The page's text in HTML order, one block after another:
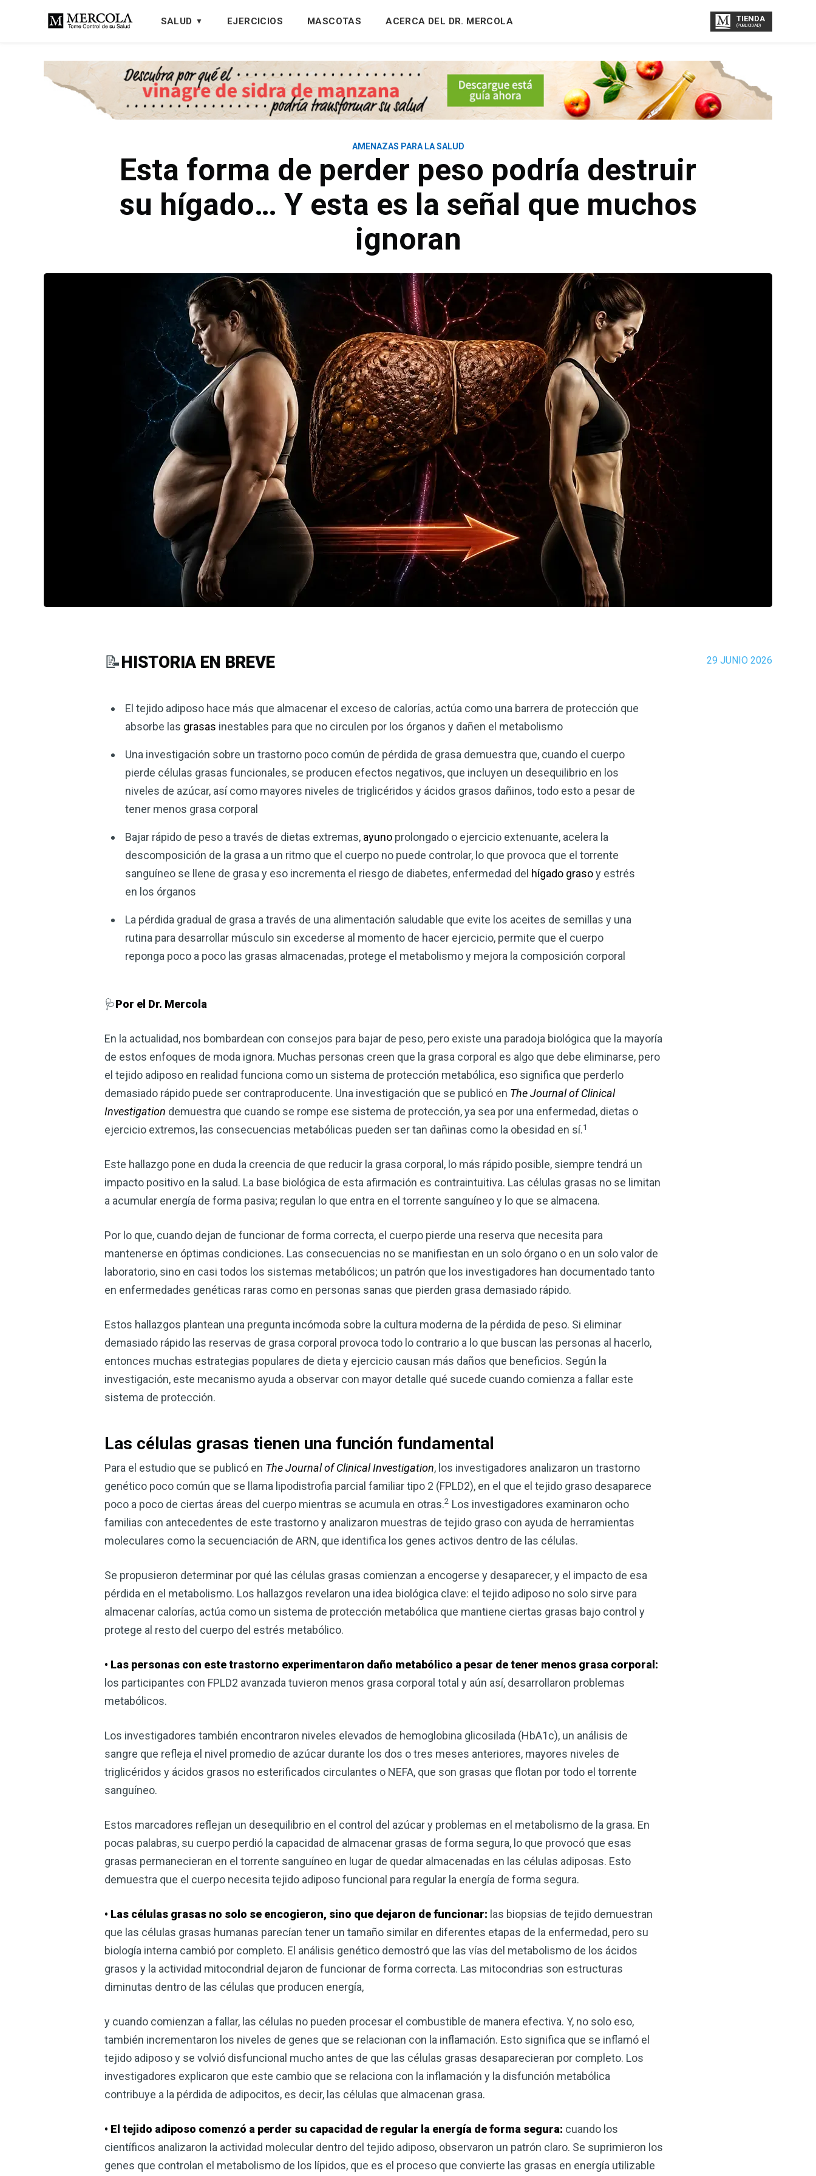
SALUD EJERCICIOS MASCOTAS ACERCA DEL DR. MERCOLA TIENDA
(PUBLICIDAD)
AMENAZAS PARA LA SALUD
Esta forma de perder peso podría destruir
su hígado… Y esta es la señal que muchos
ignoran
29 JUNIO 2026
📝HISTORIA EN BREVE
El tejido adiposo hace más que almacenar el exceso de calorías, actúa como una barrera de protección que
absorbe las grasas inestables para que no circulen por los órganos y dañen el metabolismo
Una investigación sobre un trastorno poco común de pérdida de grasa demuestra que, cuando el cuerpo
pierde células grasas funcionales, se producen efectos negativos, que incluyen un desequilibrio en los
niveles de azúcar, así como mayores niveles de triglicéridos y ácidos grasos dañinos, todo esto a pesar de
tener menos grasa corporal
Bajar rápido de peso a través de dietas extremas, ayunoprolongado o ejercicio extenuante, acelera la
descomposición de la grasa a un ritmo que el cuerpo no puede controlar, lo que provoca que el torrente
sanguíneo se llene de grasa y eso incrementa el riesgo de diabetes, enfermedad del hígado grasoy estrés
en los órganos
La pérdida gradual de grasa a través de una alimentación saludable que evite los aceites de semillas y una
rutina para desarrollar músculo sin excederse al momento de hacer ejercicio, permite que el cuerpo
reponga poco a poco las grasas almacenadas, protege el metabolismo y mejora la composición corporal
🩺Por el Dr. Mercola
En la actualidad, nos bombardean con consejos para bajar de peso, pero existe una paradoja biológica que la mayoría
de estos enfoques de moda ignora. Muchas personas creen que la grasa corporal es algo que debe eliminarse, pero
el tejido adiposo en realidad funciona como un sistema de protección metabólica, eso significa que perderlo
demasiado rápido puede ser contraproducente. Una investigación que se publicó en The Journal of Clinical
Investigation demuestra que cuando se rompe ese sistema de protección, ya sea por una enfermedad, dietas o
ejercicio extremos, las consecuencias metabólicas pueden ser tan dañinas como la obesidad en sí.1
Este hallazgo pone en duda la creencia de que reducir la grasa corporal, lo más rápido posible, siempre tendrá un
impacto positivo en la salud. La base biológica de esta afirmación es contraintuitiva. Las células grasas no se limitan
a acumular energía de forma pasiva; regulan lo que entra en el torrente sanguíneo y lo que se almacena.
Por lo que, cuando dejan de funcionar de forma correcta, el cuerpo pierde una reserva que necesita para
mantenerse en óptimas condiciones. Las consecuencias no se manifiestan en un solo órgano o en un solo valor de
laboratorio, sino en casi todos los sistemas metabólicos; un patrón que los investigadores han documentado tanto
en enfermedades genéticas raras como en personas sanas que pierden grasa demasiado rápido.
Estos hallazgos plantean una pregunta incómoda sobre la cultura moderna de la pérdida de peso. Si eliminar
demasiado rápido las reservas de grasa corporal provoca todo lo contrario a lo que buscan las personas al hacerlo,
entonces muchas estrategias populares de dieta y ejercicio causan más daños que beneficios. Según la
investigación, este mecanismo ayuda a observar con mayor detalle qué sucede cuando comienza a fallar este
sistema de protección.
Las células grasas tienen una función fundamental
Para el estudio que se publicó en The Journal of Clinical Investigation, los investigadores analizaron un trastorno
genético poco común que se llama lipodistrofia parcial familiar tipo 2 (FPLD2), en el que el tejido graso desaparece
poco a poco de ciertas áreas del cuerpo mientras se acumula en otras.2 Los investigadores examinaron ocho
familias con antecedentes de este trastorno y analizaron muestras de tejido graso con ayuda de herramientas
moleculares como la secuenciación de ARN, que identifica los genes activos dentro de las células.
Se propusieron determinar por qué las células grasas comienzan a encogerse y desaparecer, y el impacto de esa
pérdida en el metabolismo. Los hallazgos revelaron una idea biológica clave: el tejido adiposo no solo sirve para
almacenar calorías, actúa como un sistema de protección metabólica que mantiene ciertas grasas bajo control y
protege al resto del cuerpo del estrés metabólico.
• Las personas con este trastorno experimentaron daño metabólico a pesar de tener menos grasa corporal:
los participantes con FPLD2 avanzada tuvieron menos grasa corporal total y aún así, desarrollaron problemas
metabólicos.
Los investigadores también encontraron niveles elevados de hemoglobina glicosilada (HbA1c), un análisis de
sangre que refleja el nivel promedio de azúcar durante los dos o tres meses anteriores, mayores niveles de
triglicéridos y ácidos grasos no esterificados circulantes o NEFA, que son grasas que flotan por todo el torrente
sanguíneo.
Estos marcadores reflejan un desequilibrio en el control del azúcar y problemas en el metabolismo de la grasa. En
pocas palabras, su cuerpo perdió la capacidad de almacenar grasas de forma segura, lo que provocó que esas
grasas permanecieran en el torrente sanguíneo en lugar de quedar almacenadas en las células adiposas. Esto
demuestra que el cuerpo necesita tejido adiposo funcional para regular la energía de forma segura.
• Las células grasas no solo se encogieron, sino que dejaron de funcionar: las biopsias de tejido demuestran
que las células grasas humanas parecían tener un tamaño similar en diferentes etapas de la enfermedad, pero su
biología interna cambió por completo. El análisis genético demostró que las vías del metabolismo de los ácidos
grasos y la actividad mitocondrial dejaron de funcionar de forma correcta. Las mitocondrias son estructuras
diminutas dentro de las células que producen energía,
y cuando comienzan a fallar, las células no pueden procesar el combustible de manera efectiva. Y, no solo eso,
también incrementaron los niveles de genes que se relacionan con la inflamación. Esto significa que se inflamó el
tejido adiposo y se volvió disfuncional mucho antes de que las células grasas desaparecieran por completo. Los
investigadores explicaron que este cambio que se relaciona con la inflamación y la disfunción metabólica
contribuye a la pérdida de adipocitos, es decir, las células que almacenan grasa.
• El tejido adiposo comenzó a perder su capacidad de regular la energía de forma segura: cuando los
científicos analizaron la actividad molecular dentro del tejido adiposo, observaron un patrón claro. Se suprimieron los
genes que controlan el metabolismo de los lípidos, que es el proceso que convierte las grasas en energía utilizable
Mejore su salud de forma natural con el
vinagre de sidra de manzana — Obtenga
mi guía ahora
El vinagre de sidra de manzana (VSM) es uno de los
remedios más versátiles de la naturaleza, ya sea que
quiera mejorar su digestión, reforzar la salud de su
corazón o controlar su peso, el VSM es un gran
complemento para su rutina de salud.
DESCÁRGUELA AHORA